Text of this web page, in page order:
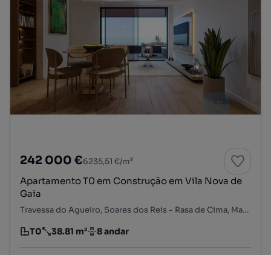
242 000 €6235,51 €/m²
Apartamento T0 em Construção em Vila Nova de
Gaia
Travessa do Agueiro, Soares dos Reis - Rasa de Cima, Mafamude e Vilar do Paraíso, Vila Nova de Gaia, Porto
Tipologia
T0
Preço por metro quadrado
38.81 m²
Andar 8 andar